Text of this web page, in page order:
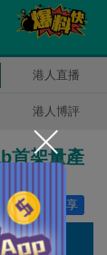
港人直播
港人博評
首架量產
分享
1